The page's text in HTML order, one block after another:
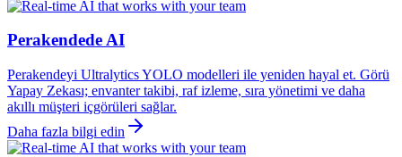
Perakendede AI
Perakendeyi Ultralytics YOLO modelleri ile yeniden hayal et. Görü
Yapay Zekası; envanter takibi, raf izleme, sıra yönetimi ve daha
akıllı müşteri içgörüleri sağlar.
Daha fazla bilgi edin